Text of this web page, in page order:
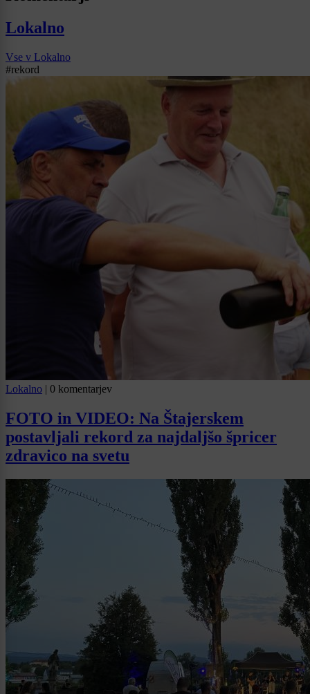
Lokalno
Vse v Lokalno
#rekord
Lokalno | 0 komentarjev
FOTO in VIDEO: Na Štajerskem
postavljali rekord za najdaljšo špricer
zdravico na svetu